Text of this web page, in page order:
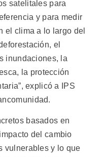
satelitales para
y para medir
el clima a lo largo del
el
inundaciones, la
la protección
explicó a IPS
basados en
del cambio
vulnerables y lo que